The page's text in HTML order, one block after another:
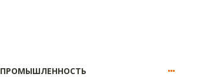
ПРОМЫШЛЕННОСТЬ